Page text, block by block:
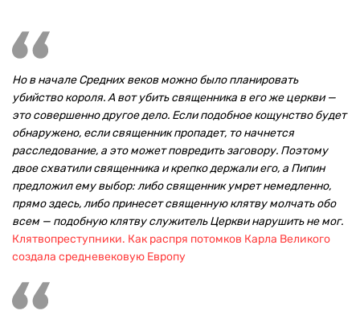
Но в начале Средних веков можно было планировать
убийство короля. А вот убить священника в его же церкви —
это совершенно другое дело. Если подобное кощунство будет
обнаружено, если священник пропадет, то начнется
расследование, а это может повредить заговору. Поэтому
двое схватили священника и крепко держали его, а Пипин
предложил ему выбор: либо священник умрет немедленно,
прямо здесь, либо принесет священную клятву молчать обо
всем — подобную клятву служитель Церкви нарушить не мог.
Клятвопреступники. Как распря потомков Карла Великого
создала средневековую Европу